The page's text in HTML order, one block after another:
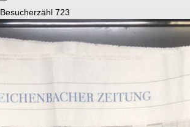
Besucherzähl 723